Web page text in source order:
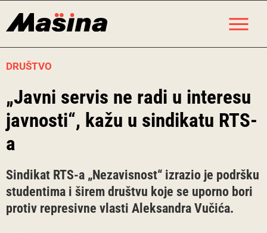
DRUŠTVO
„Javni servis ne radi u interesu
javnosti“, kažu u sindikatu RTS-
a
Sindikat RTS-a „Nezavisnost“ izrazio je podršku
studentima i širem društvu koje se uporno bori
protiv represivne vlasti Aleksandra Vučića.